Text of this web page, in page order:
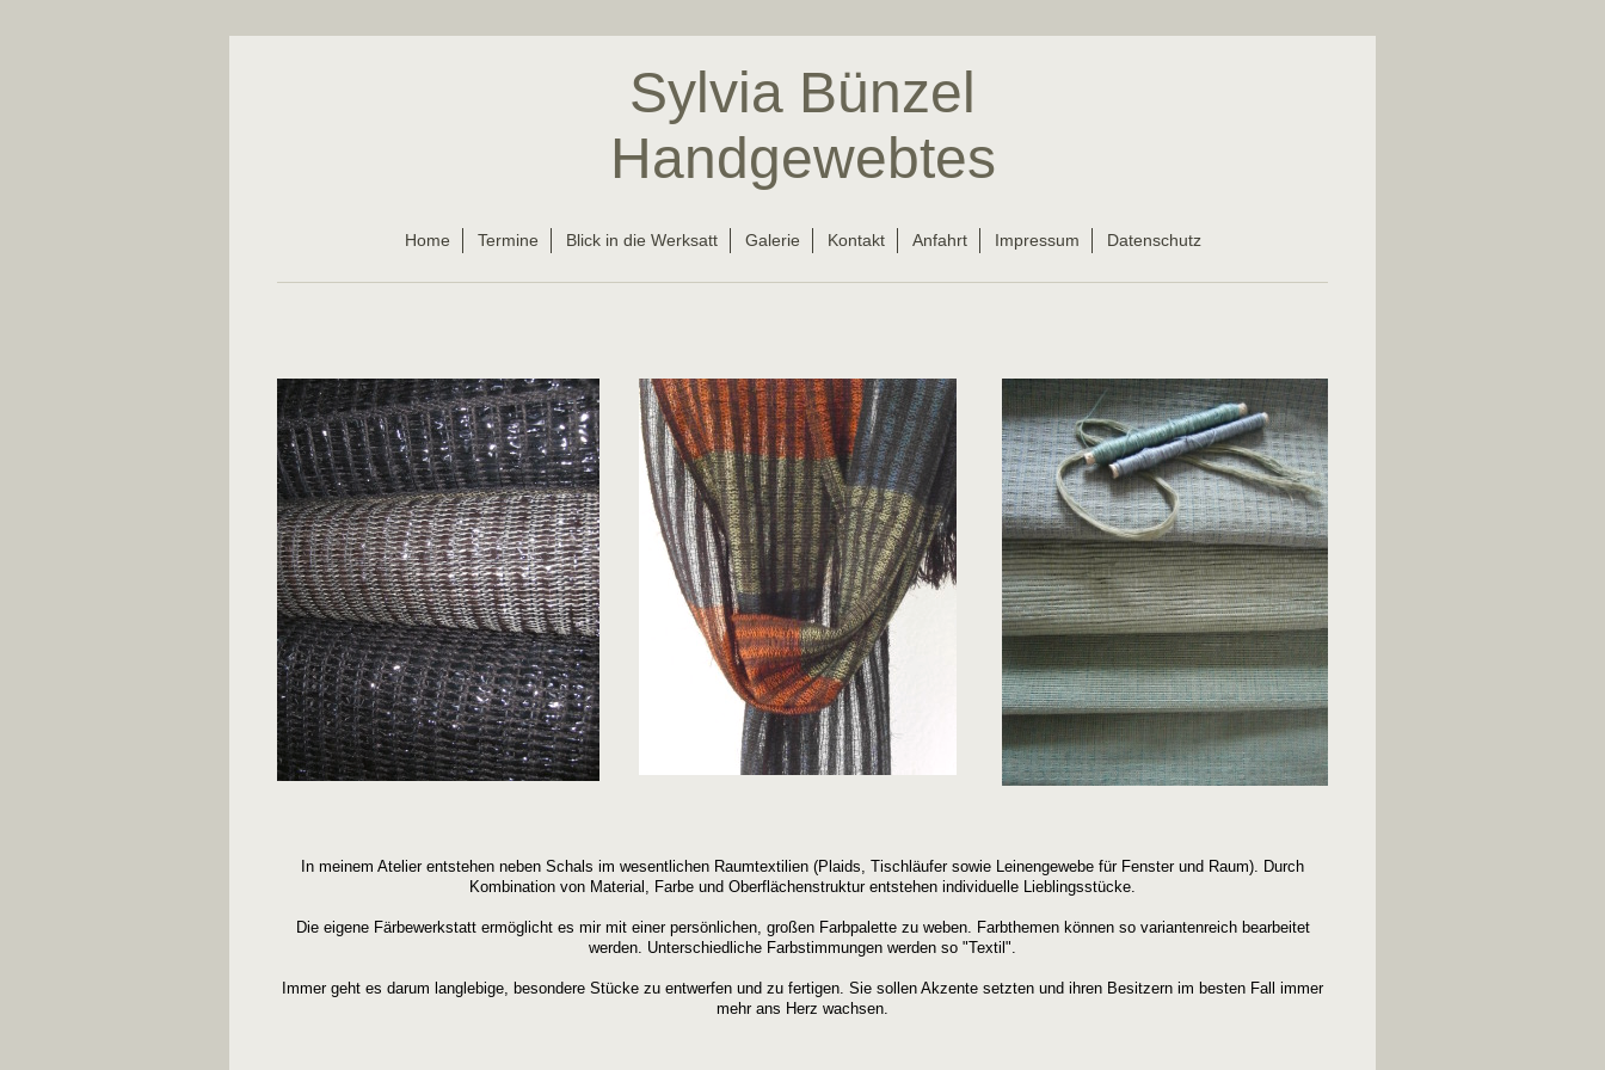
Sylvia Bünzel
Handgewebtes
Home Termine Blick in die Werksatt Galerie Kontakt Anfahrt Impressum Datenschutz
In meinem Atelier entstehen neben Schals im wesentlichen Raumtextilien (Plaids, Tischläufer sowie Leinengewebe für Fenster und Raum). Durch
Kombination von Material, Farbe und Oberflächenstruktur entstehen individuelle Lieblingsstücke.
Die eigene Färbewerkstatt ermöglicht es mir mit einer persönlichen, großen Farbpalette zu weben. Farbthemen können so variantenreich bearbeitet
werden. Unterschiedliche Farbstimmungen werden so "Textil".
Immer geht es darum langlebige, besondere Stücke zu entwerfen und zu fertigen. Sie sollen Akzente setzten und ihren Besitzern im besten Fall immer
mehr ans Herz wachsen.